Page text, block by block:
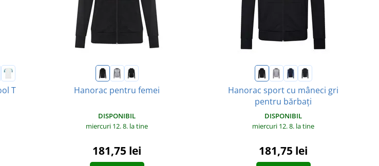
T Hanorac pentru femei
DISPONIBIL
miercuri 12. 8. la tine
181,75 lei
Hanorac sport cu mâneci gri
pentru bărbați
DISPONIBIL
miercuri 12. 8. la tine
181,75 lei